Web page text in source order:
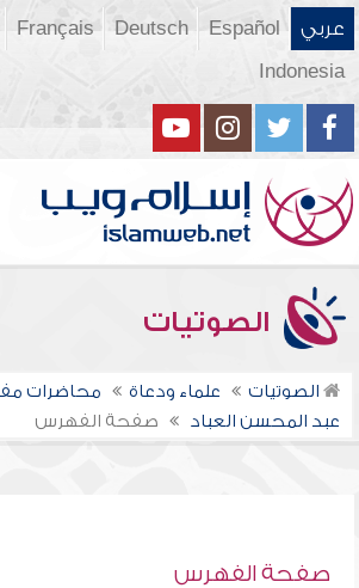
عربي Español
Deutsch
Français
Indonesia
الصوتيات
الصوتيات علماء ودعاة
محاضرات
عبد المحسن العباد
صفحة الفهرس
صفحة الفهرس